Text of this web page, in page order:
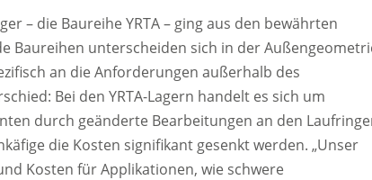
– die Baureihe YRTA – ging aus den bewährten
Baureihen unterscheiden sich in der
an die Anforderungen außerhalb des
Bei den YRTA-Lagern handelt es sich um
durch geänderte Bearbeitungen an den
die Kosten signifikant gesenkt werden. „Unser
Kosten für Applikationen, wie schwere